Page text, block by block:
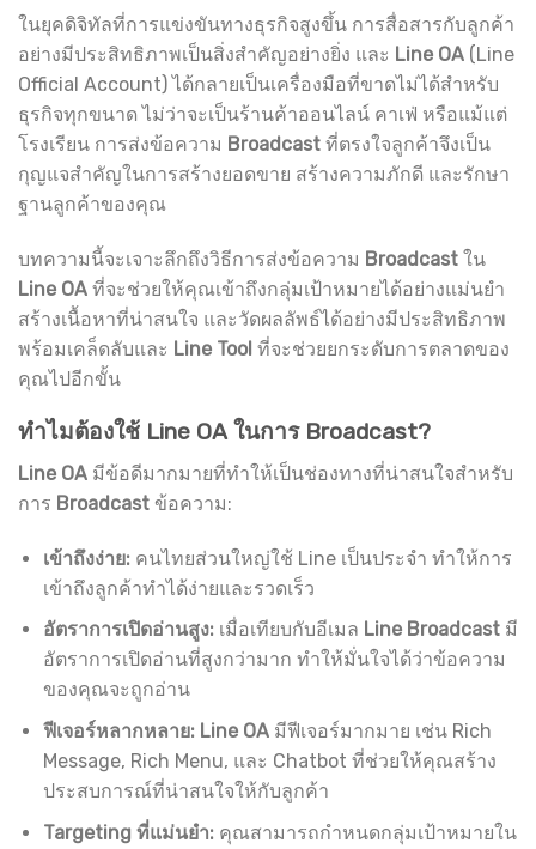
ในยุคดิจิทัลที่การแข่งขันทางธุรกิจสูงขึ้น การสื่อสารกับลูกค้า
อย่างมีประสิทธิภาพเป็นสิ่งสำคัญอย่างยิ่ง และ Line OA (Line
Official Account) ได้กลายเป็นเครื่องมือที่ขาดไม่ได้สำหรับ
ธุรกิจทุกขนาด ไม่ว่าจะเป็นร้านค้าออนไลน์ คาเฟ่ หรือแม้แต่
โรงเรียน การส่งข้อความ Broadcast ที่ตรงใจลูกค้าจึงเป็น
กุญแจสำคัญในการสร้างยอดขาย สร้างความภักดี และรักษา
ฐานลูกค้าของคุณ
บทความนี้จะเจาะลึกถึงวิธีการส่งข้อความ Broadcast ใน
Line OA ที่จะช่วยให้คุณเข้าถึงกลุ่มเป้าหมายได้อย่างแม่นยำ
สร้างเนื้อหาที่น่าสนใจ และวัดผลลัพธ์ได้อย่างมีประสิทธิภาพ
พร้อมเคล็ดลับและ Line Tool ที่จะช่วยยกระดับการตลาดของ
คุณไปอีกขั้น
ทำไมต้องใช้ Line OA ในการ Broadcast?
Line OA มีข้อดีมากมายที่ทำให้เป็นช่องทางที่น่าสนใจสำหรับ
การ Broadcast ข้อความ:
เข้าถึงง่าย: คนไทยส่วนใหญ่ใช้ Line เป็นประจำ ทำให้การ
เข้าถึงลูกค้าทำได้ง่ายและรวดเร็ว
อัตราการเปิดอ่านสูง: เมื่อเทียบกับอีเมล Line Broadcastมี
อัตราการเปิดอ่านที่สูงกว่ามาก ทำให้มั่นใจได้ว่าข้อความ
ของคุณจะถูกอ่าน
ฟีเจอร์หลากหลาย: Line OAมีฟีเจอร์มากมาย เช่น Rich
Message, Rich Menu, และ Chatbot ที่ช่วยให้คุณสร้าง
ประสบการณ์ที่น่าสนใจให้กับลูกค้า
Targeting ที่แม่นยำ: คุณสามารถกำหนดกลุ่มเป้าหมายใน